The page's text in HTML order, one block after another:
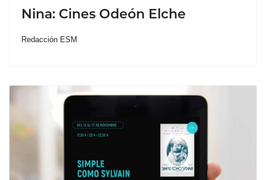
Nina: Cines Odeón Elche
Redacción ESM